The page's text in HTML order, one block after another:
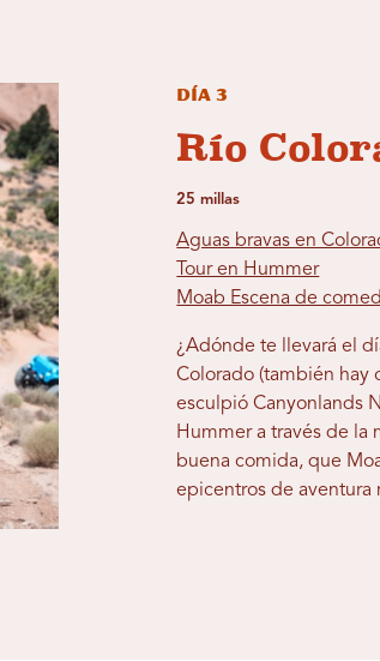
Día 3
Río
25 millas
Aguas bravas en
Tour en Hummer
Moab Escena de
¿Adónde te llevará el
Colorado (también hay
esculpió Canyonlands
Hummer a través de la
buena comida, que
epicentros de aventura